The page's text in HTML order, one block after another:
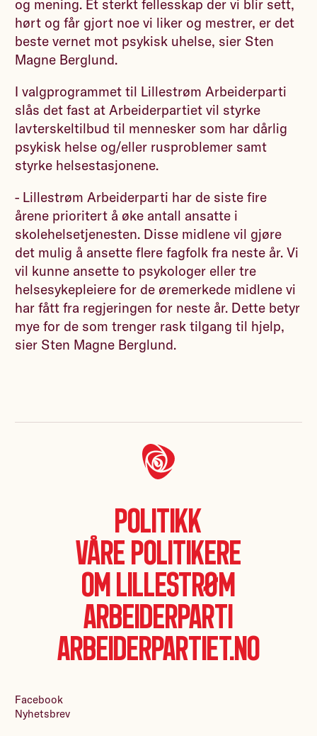
og mening. Et sterkt fellesskap der vi blir sett,
hørt og får gjort noe vi liker og mestrer, er det
beste vernet mot psykisk uhelse, sier Sten
Magne Berglund.
I valgprogrammet til Lillestrøm Arbeiderparti
slås det fast at Arbeiderpartiet vil styrke
lavterskeltilbud til mennesker som har dårlig
psykisk helse og/eller rusproblemer samt
styrke helsestasjonene.
- Lillestrøm Arbeiderparti har de siste fire
årene prioritert å øke antall ansatte i
skolehelsetjenesten. Disse midlene vil gjøre
det mulig å ansette flere fagfolk fra neste år. Vi
vil kunne ansette to psykologer eller tre
helsesykepleiere for de øremerkede midlene vi
har fått fra regjeringen for neste år. Dette betyr
mye for de som trenger rask tilgang til hjelp,
sier Sten Magne Berglund.
Politikk
Våre politikere
Om Lillestrøm
Arbeiderparti
Arbeiderpartiet.no
Facebook
Nyhetsbrev